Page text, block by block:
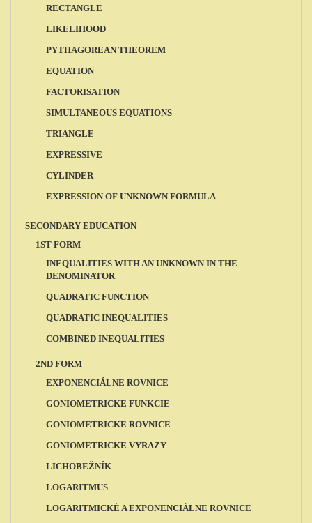
RECTANGLE
LIKELIHOOD
PYTHAGOREAN THEOREM
EQUATION
FACTORISATION
SIMULTANEOUS EQUATIONS
TRIANGLE
EXPRESSIVE
CYLINDER
EXPRESSION OF UNKNOWN FORMULA
SECONDARY EDUCATION
1ST FORM
INEQUALITIES WITH AN UNKNOWN IN THE
DENOMINATOR
QUADRATIC FUNCTION
QUADRATIC INEQUALITIES
COMBINED INEQUALITIES
2ND FORM
EXPONENCIÁLNE ROVNICE
GONIOMETRICKE FUNKCIE
GONIOMETRICKE ROVNICE
GONIOMETRICKE VYRAZY
LICHOBEŽNÍK
LOGARITMUS
LOGARITMICKÉ A EXPONENCIÁLNE ROVNICE